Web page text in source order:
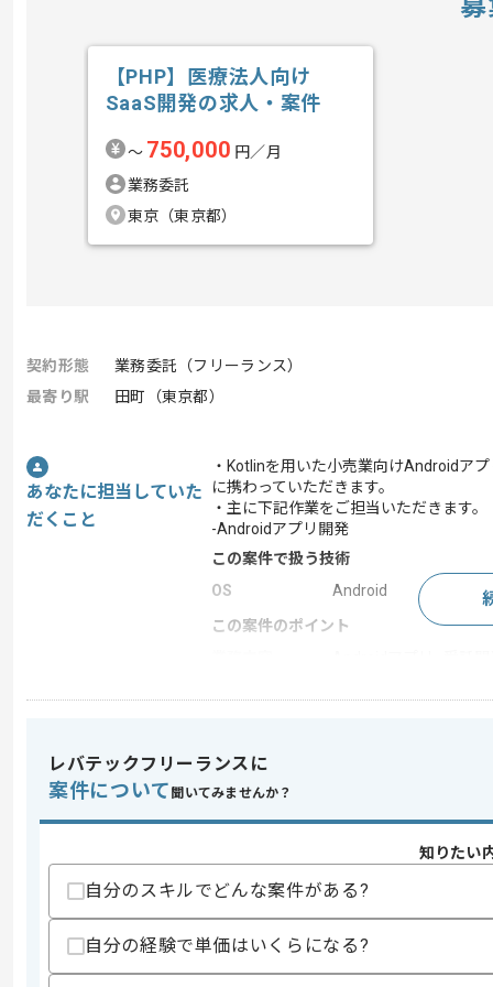
【PHP】医療法人向け
SaaS開発の求人・案件
〜 750,000 円／月
業務委託
東京（東京都）
契約形態
業務委託（フリーランス）
最寄り駅
田町（東京都）
あなたに担当していた
だくこと
・Kotlinを用いた小売業向けAndroidア
に携わっていただきます。
・主に下記作業をご担当いただきます。
-Androidアプリ開発
この案件で扱う技術
OS
Android
この案件のポイント
ム
スマートフォンアプリ
スキル
・Kotlinを用いたアプリ開発実務経験
・APIを用いたアプリ開発実務経験
歓迎スキル
・自動コード作成経験
レバテックフリーランスに
案件について 聞いてみませんか？
知りたい
自分のスキルでどんな案件がある?
自分の経験で単価はいくらになる?